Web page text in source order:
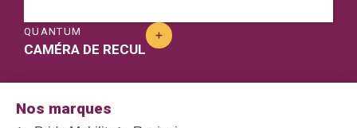
QUANTUM
CAMÉRA DE RECUL
Nos marques